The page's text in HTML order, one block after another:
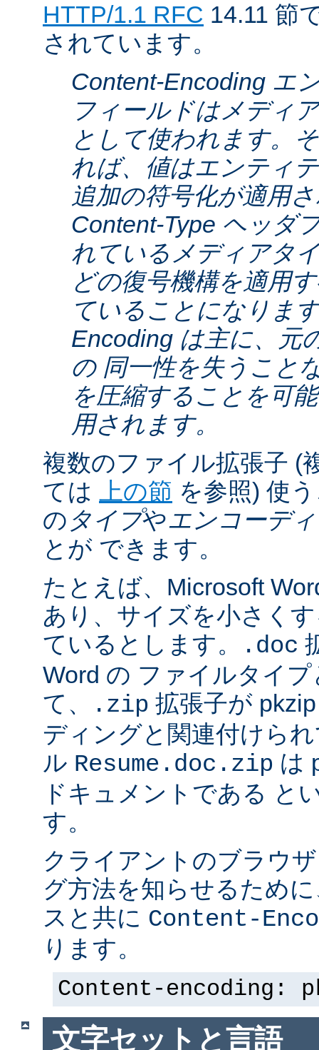
HTTP/1.1 RFC 14.11 節
されています。
Content-Encoding エ
フィールドはメディ
として使われます。
れば、値はエンティ
追加の符号化が適用
Content-Type ヘッダ
れているメディアタ
どの復号機構を適用
ていることになりま
Encoding は主に、元
の 同一性を失うこと
を圧縮することを可
用されます。
複数のファイル拡張子 (
ては
上の節 を参照) 使
の タイプやエンコーデ
とが できます。
たとえば、Microsoft
あり、サイズを小さく
ているとします。
.doc
Word の ファイルタイ
て、
.zip 拡張子が
ディングと関連付けら
ル Resume.doc.zip は
ドキュメントである と
す。
クライアントのブラウ
グ方法を知らせるため
スと共に Content-
ります。
Content-encoding:
文字セットと言語